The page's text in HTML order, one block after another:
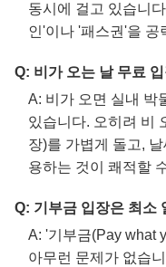
동시에 걸고 있습니
인'이나 '패스권'을 공
Q: 비가 오는 날 무료
A: 비가 오면 실내 박
있습니다. 오히려 비
장)를 가볍게 돌고,
용하는 것이 쾌적할
Q: 기부금 입장은 최소
A: '기부금(Pay what
아무런 문제가 없습